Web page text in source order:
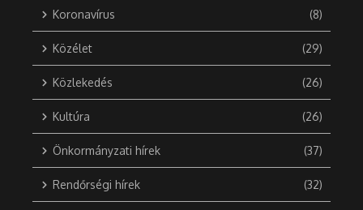
Koronavírus (8)
Közélet (29)
Közlekedés (26)
Kultúra (26)
Önkormányzati hírek (37)
Rendőrségi hírek (32)